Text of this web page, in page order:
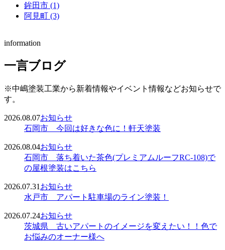
鉾田市 (1)
阿見町 (3)
information
一言ブログ
※中嶋塗装工業から新着情報やイベント情報などお知らせで
す。
2026.08.07お知らせ
石岡市 今回は好きな色に！軒天塗装
2026.08.04お知らせ
石岡市 落ち着いた茶色(プレミアムルーフRC-108)で
の屋根塗装はこちら
2026.07.31 お知らせ
水戸市 アパート駐車場のライン塗装！
2026.07.24お知らせ
茨城県 古いアパートのイメージを変えたい！！色で
お悩みのオーナー様へ